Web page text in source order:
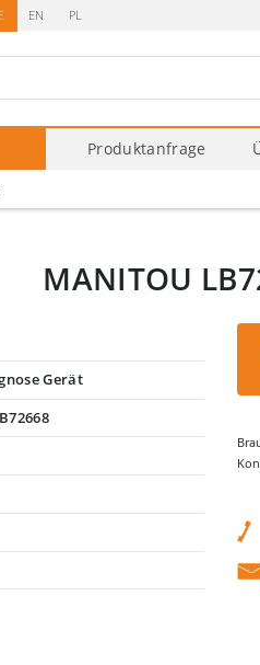
EN PL
Produktanfrage
MANITOU
Gerät